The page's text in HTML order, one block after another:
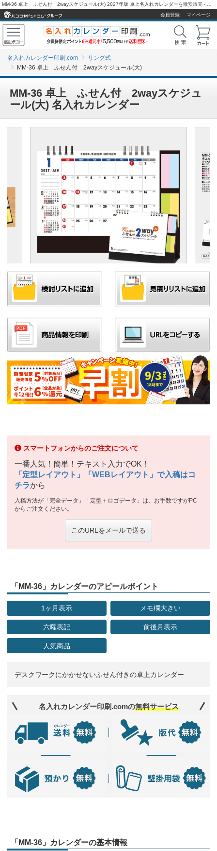
会員登録
マイページ
名入れカレンダー印刷.com
リング式
MM-36 卓上 ふせん付 2wayスケジュール(大)
MM-36 卓上 ふせん付 2wayスケジュ
ール(大) 名入れカレンダー
スマートフォンからのご注文について
一番人気！簡単！テキスト入力でOK！
「定型レイアウト」「WEBレイアウト」で入稿はコ
チラから
入稿方法が「完全データ」「定型＋ロゴデータ」は、お手数ですがPC
からご注文ください。
このURLをメールで送る
「MM-36」カレンダーのアピールポイント
1ヶ月表示 メモ欄大きい
六曜表記 前後月表示
人気商品
デスクワークにかかせないふせん付きの卓上カレンダー
名入れカレンダー印刷.comの無料サービス
「MM-36」カレンダーの基本情報